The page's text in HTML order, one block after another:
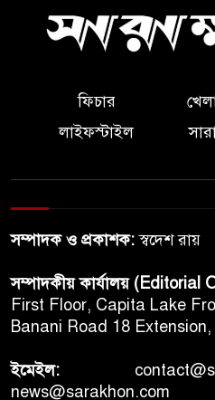
ফিচার
লাইফস্টাইল
সম্পাদক ও প্রকাশক:স্বদেশ রায়
সম্পাদকীয় কার্যালয় (Editorial
First Floor, Capita Lake
Banani Road 18
ইমেইল:
news@sarakhon.com